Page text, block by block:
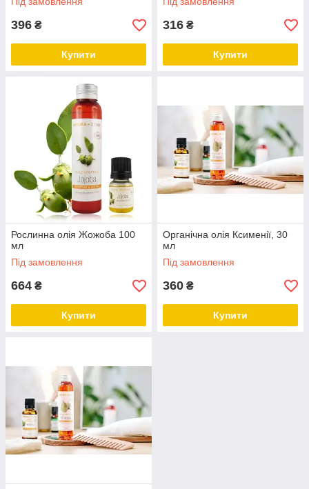
396 ₴
Купити
316 ₴
Купити
Рослинна олія Жожоба 100
мл
Під замовлення
664 ₴
Купити
Органічна олія Ксименії, 30
мл
Під замовлення
360 ₴
Купити